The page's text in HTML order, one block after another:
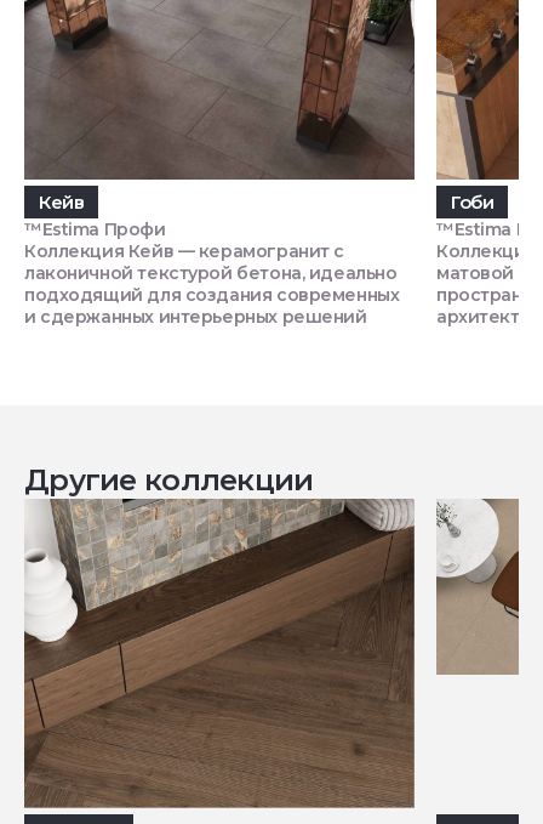
Кейв
™Estima Профи
Коллекция Кейв — керамогранит с
лаконичной текстурой бетона, идеально
подходящий для создания современных
и сдержанных интерьерных решений
Гоби
™Estima
Коллекция
матовой
Другие коллекции